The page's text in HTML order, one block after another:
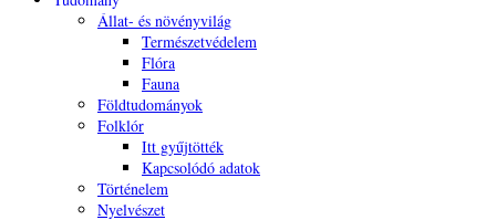
Állat- és növényvilág
Természetvédelem
Flóra
Fauna
Földtudományok
Folklór
Itt gyűjtötték
Kapcsolódó adatok
Történelem
Nyelvészet